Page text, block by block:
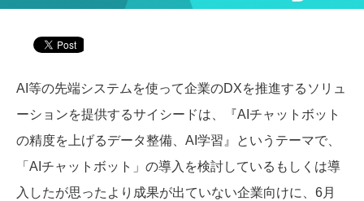
AI等の先端システムを使って企業のDXを推進するソリュ
ーションを提供するサイシードは、『AIチャットボット
の精度を上げるデータ整備、AI学習』というテーマで、
「AIチャットボット」の導入を検討しているもしくは導
入したが思ったより成果が出ていない企業向けに、6月